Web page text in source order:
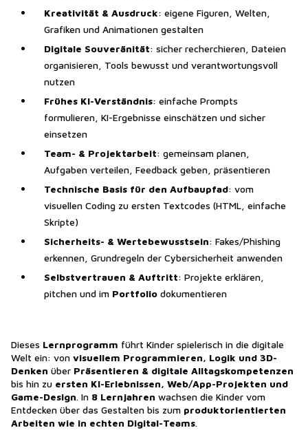
Kreativität & Ausdruck: eigene Figuren, Welten,
Grafiken und Animationen gestalten
Digitale Souveränität: sicher recherchieren, Dateien
organisieren, Tools bewusst und verantwortungsvoll
nutzen
Frühes KI-Verständnis: einfache Prompts
formulieren, KI-Ergebnisse einschätzen und sicher
einsetzen
Team- & Projektarbeit: gemeinsam planen,
Aufgaben verteilen, Feedback geben, präsentieren
Technische Basis für den Aufbaupfad: vom
visuellen Coding zu ersten Textcodes (HTML, einfache
Skripte)
Sicherheits- & Wertebewusstsein: Fakes/Phishing
erkennen, Grundregeln der Cybersicherheit anwenden
Selbstvertrauen & Auftritt: Projekte erklären,
pitchen und im Portfolio dokumentieren
Dieses Lernprogramm führt Kinder spielerisch in die digitale
Welt ein: von visuellem Programmieren, Logik und 3D-
Denken über Präsentieren & digitale Alltagskompetenzen
bis hin zu ersten KI-Erlebnissen, Web/App-Projekten und
Game-Design. In 8 Lernjahren wachsen die Kinder vom
Entdecken über das Gestalten bis zum produktorientierten
Arbeiten wie in echten Digital-Teams.